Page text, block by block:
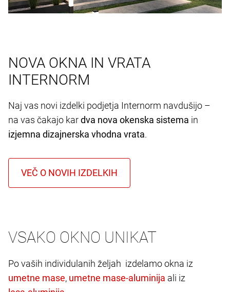
NOVA OKNA IN VRATA
INTERNORM
Naj vas novi izdelki podjetja Internorm navdušijo –
na vas čakajo kardva nova okenska sistema in
izjemna dizajnerska vhodna vrata.
VSAKO OKNO UNIKAT
Po vaših individulanih željah izdelamo okna iz
,
ali iz